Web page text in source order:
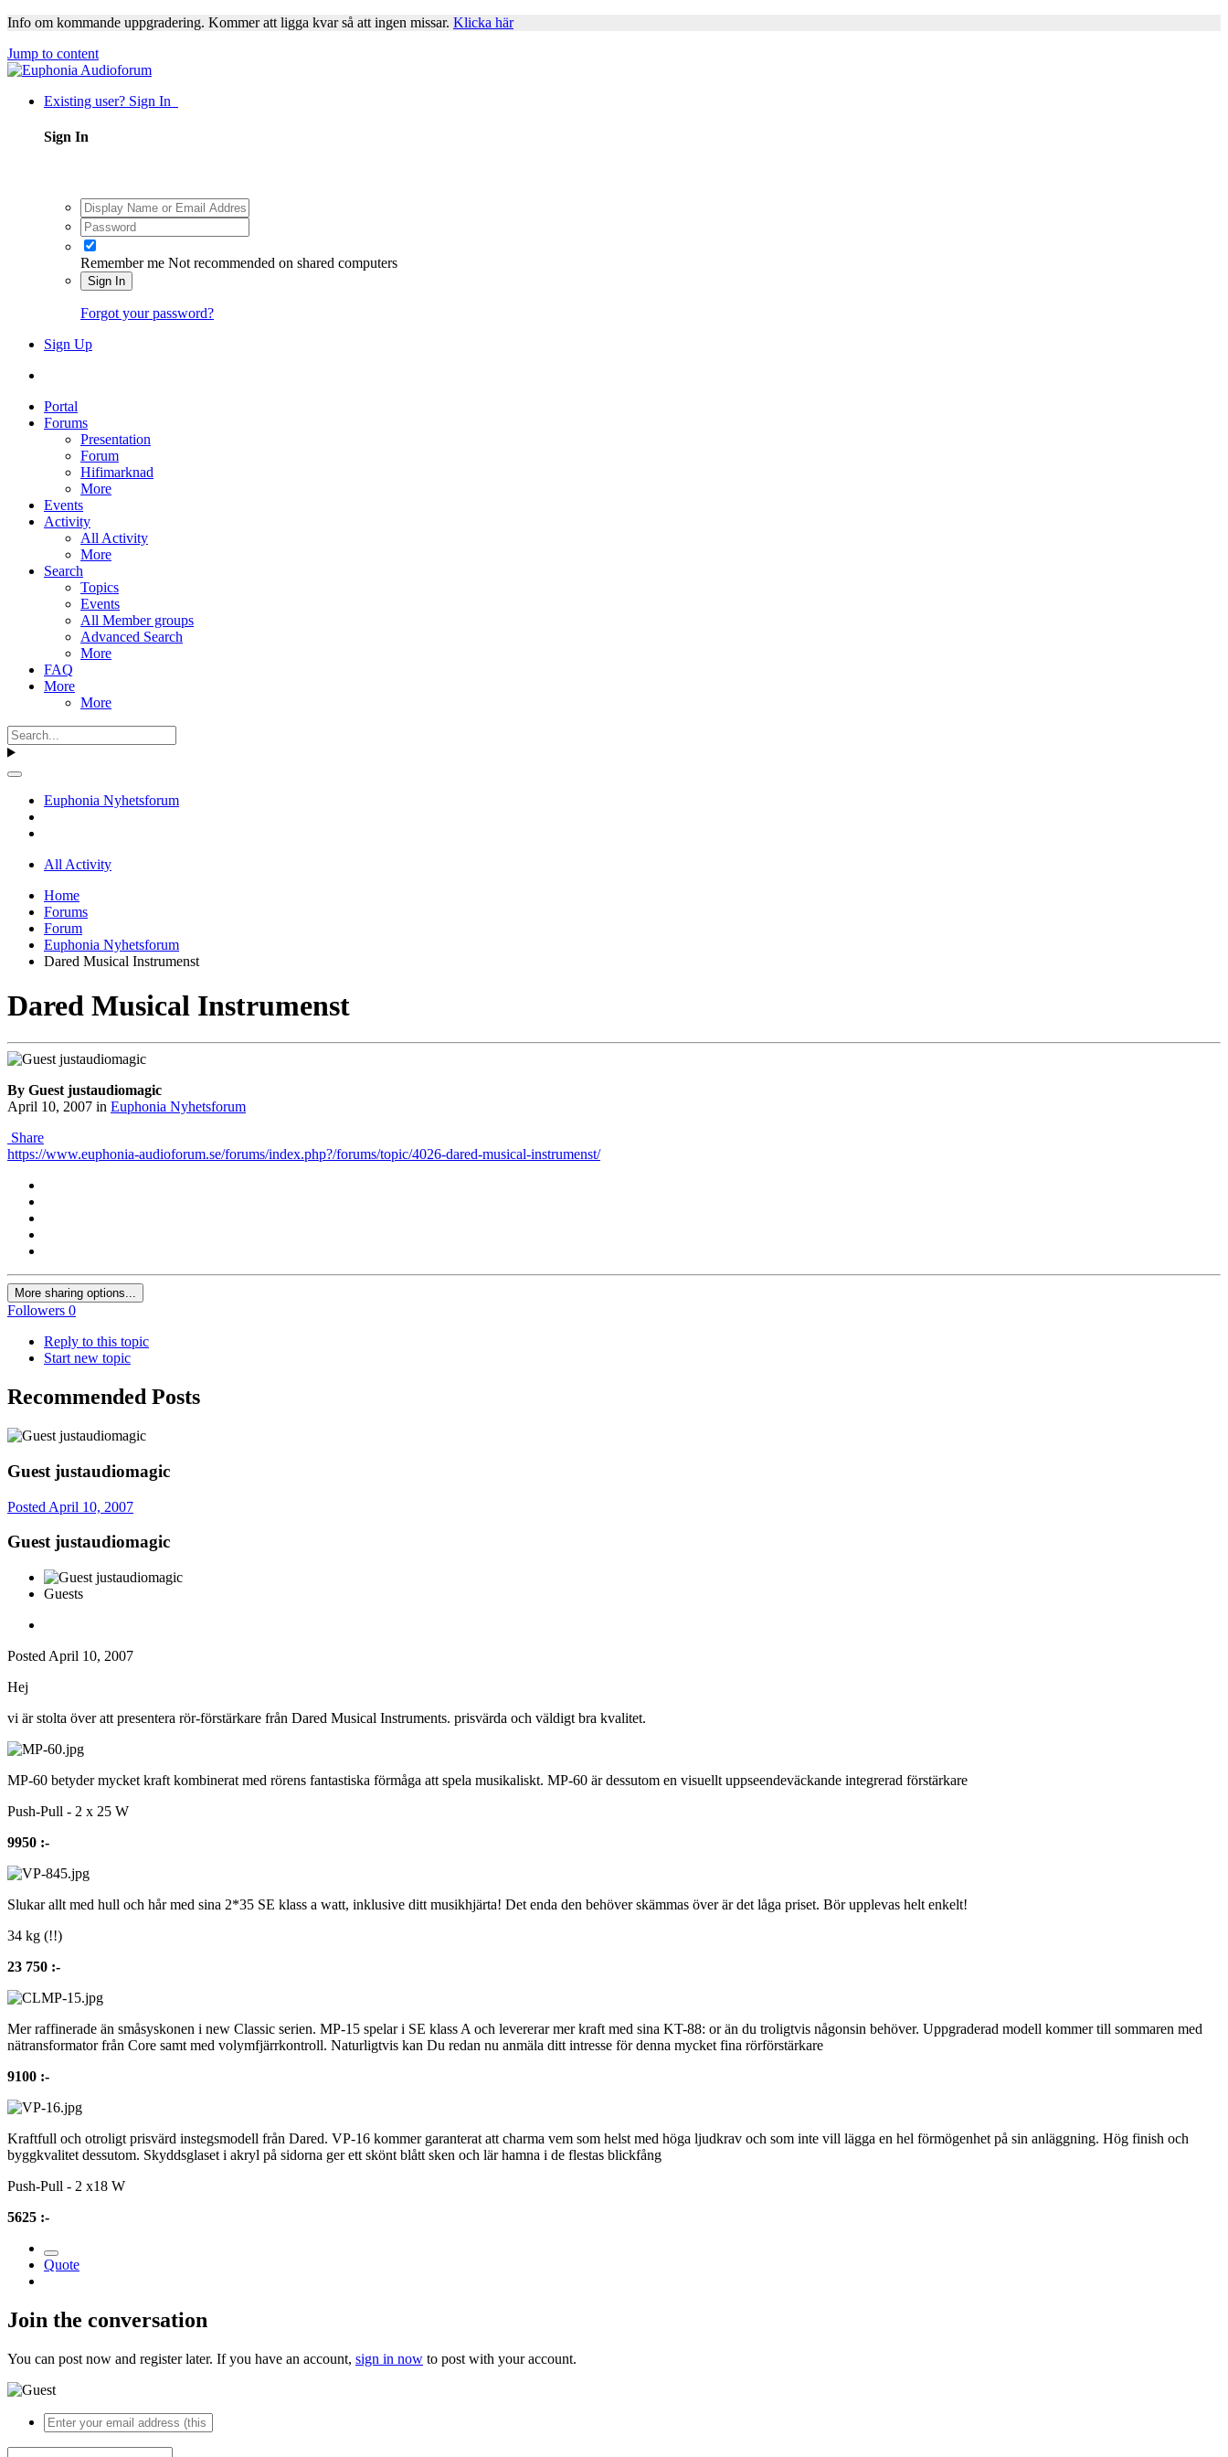
Info om kommande uppgradering. Kommer att ligga kvar så att ingen missar. Klicka här
Jump to content
Existing user? Sign In
Sign In
Remember me Not recommended on shared computers
Sign In
Forgot your password?
Sign Up
Portal
Forums
Presentation
Forum
Hifimarknad
More
Events
Activity
All Activity
More
Search
Topics
Events
All Member groups
Advanced Search
More
FAQ
More
More
Euphonia Nyhetsforum
All Activity
Home
Forums
Forum
Euphonia Nyhetsforum
Dared Musical Instrumenst
Dared Musical Instrumenst
By Guest justaudiomagic
April 10, 2007 in Euphonia Nyhetsforum
Share
https://www.euphonia-audioforum.se/forums/index.php?/forums/topic/4026-dared-musical-instrumenst/
More sharing options...
Followers 0
Reply to this topic
Start new topic
Recommended Posts
Guest justaudiomagic
Posted April 10, 2007
Guest justaudiomagic
Guests
Posted April 10, 2007
Hej
vi är stolta över att presentera rör-förstärkare från Dared Musical Instruments. prisvärda och väldigt bra kvalitet.
MP-60 betyder mycket kraft kombinerat med rörens fantastiska förmåga att spela musikaliskt. MP-60 är dessutom en visuellt uppseendeväckande integrerad förstärkare
Push-Pull - 2 x 25 W
9950 :-
Slukar allt med hull och hår med sina 2*35 SE klass a watt, inklusive ditt musikhjärta! Det enda den behöver skämmas över är det låga priset. Bör upplevas helt enkelt!
34 kg (!!)
23 750 :-
Mer raffinerade än småsyskonen i new Classic serien. MP-15 spelar i SE klass A och levererar mer kraft med sina KT-88: or än du troligtvis någonsin behöver. Uppgraderad modell kommer till sommaren med
nätransformator från Core samt med volymfjärrkontroll. Naturligtvis kan Du redan nu anmäla ditt intresse för denna mycket fina rörförstärkare
9100 :-
Kraftfull och otroligt prisvärd instegsmodell från Dared. VP-16 kommer garanterat att charma vem som helst med höga ljudkrav och som inte vill lägga en hel förmögenhet på sin anläggning. Hög finish och
byggkvalitet dessutom. Skyddsglaset i akryl på sidorna ger ett skönt blått sken och lär hamna i de flestas blickfång
Push-Pull - 2 x18 W
5625 :-
Quote
Join the conversation
You can post now and register later. If you have an account, sign in now to post with your account.